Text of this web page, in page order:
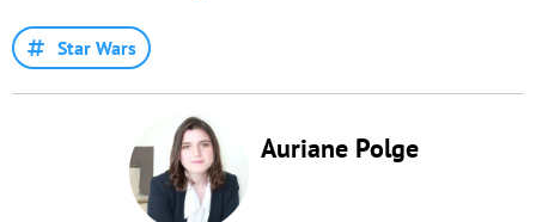
Star Wars
Auriane Polge